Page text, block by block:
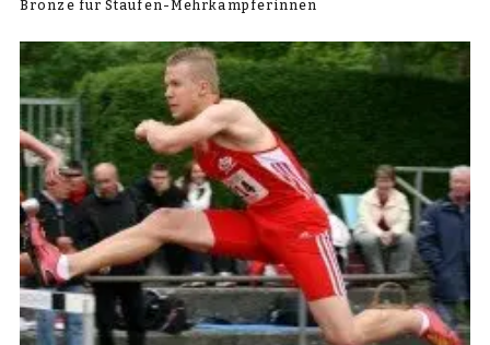
Bronze für Staufen-Mehrkämpferinnen